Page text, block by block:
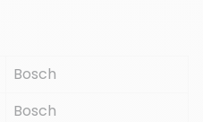
Bosch
Bosch